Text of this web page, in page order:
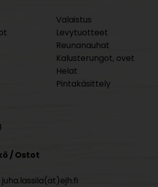
Valaistus
Levytuotteet
Reunanauhat
Kalusterungot, ovet
Helat
Pintakäsittely
/ Ostot